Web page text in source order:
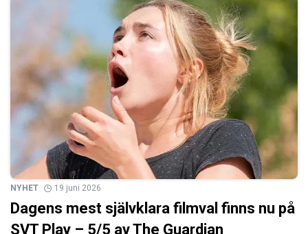
NYHET 19 juni 2026
Dagens mest självklara filmval finns nu på
SVT Play – 5/5 av The Guardian